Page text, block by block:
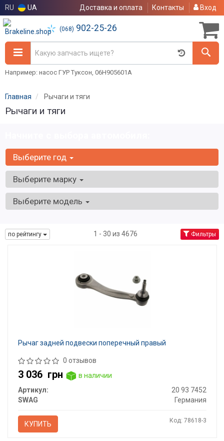
RU UA Доставка и оплата Контакты Вход
(068) 902-25-26
Например: насос ГУР Туксон, 06H905601A
Главная Рычаги и тяги
Рычаги и тяги
Выберите год
Выберите марку
Выберите модель
по рейтингу 1 - 30 из 4676 Фильтры
Рычаг задней подвески поперечный правый
0 отзывов
3 036 грн
в наличии
Артикул:
20 93 7452
SWAG
Германия
КУПИТЬ Код: 78618-3